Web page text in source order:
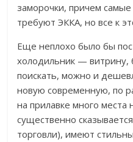
заморочки, причем
требуют ЭККА, но все к
Еще неплохо было бы
холодильник — витрину,
поискать, можно и
новую современную, по
на прилавке много места
существенно
торговли), имеют